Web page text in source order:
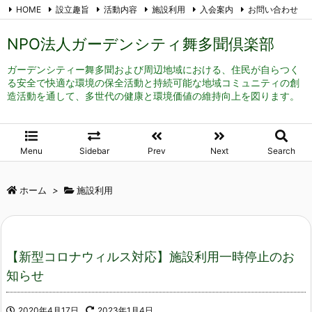
NPO法人ガーデンシティ舞多聞倶楽部
ガーデンシティー舞多聞および周辺地域における、住民が自らつく
る安全で快適な環境の保全活動と持続可能な地域コミュニティの創
造活動を通して、多世代の健康と環境価値の維持向上を図ります。
Menu Sidebar Prev Next Search
HOME 設立趣旨 活動内容 施設利用 入会案内
お問い合わせ
ホーム > 施設利用
【新型コロナウィルス対応】施設利用一時停止のお
知らせ